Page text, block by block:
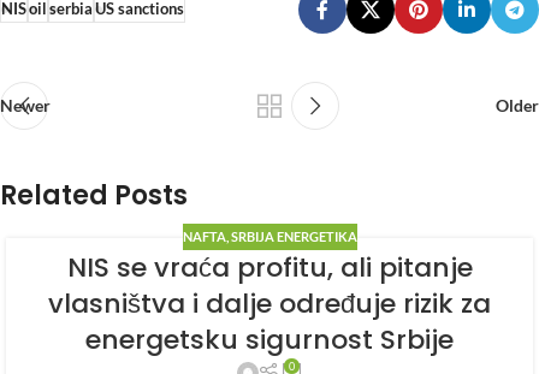
NISoil serbia US sanctions
Newer Older
Related Posts
NAFTA, SRBIJA ENERGETIKA
NIS se vraća profitu, ali pitanje
vlasništva i dalje određuje rizik za
energetsku sigurnost Srbije
0